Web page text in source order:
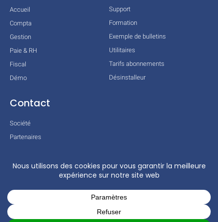
Accueil
Compta
Gestion
Paie & RH
Fiscal
Démo
Support
Formation
Exemple de bulletins
Utilitaires
Tarifs abonnements
Désinstalleur
Contact
Société
Partenaires
Mentions légales
Conditions générales
Actualités